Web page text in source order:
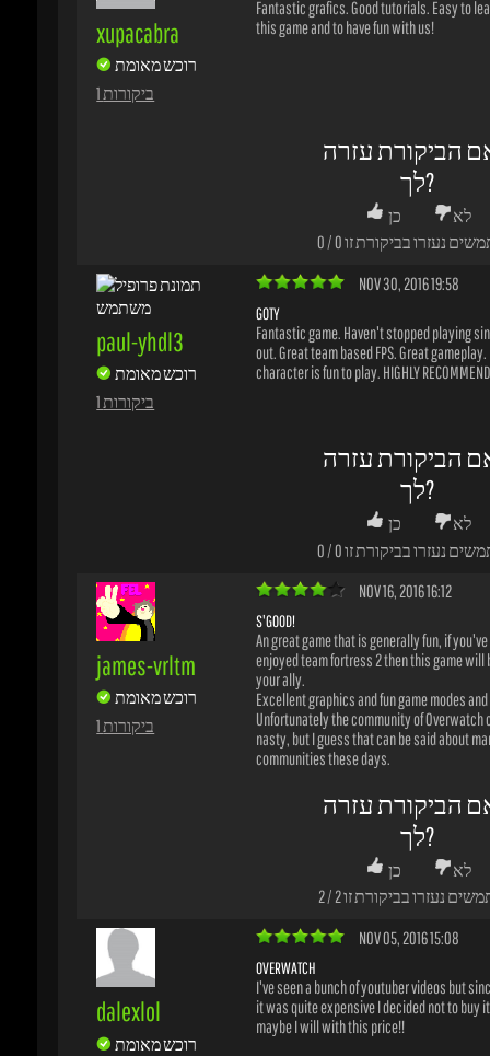
paul-yhdl3
רוכש מאומת
1 ביקורות
GOTY
Fantastic game. Haven't stopped playing
הביקורת עזרה
לך?
כן
לא
0/0נעזרו בביקורת זו
james-vrltm
רוכש מאומת
NOV 16, 2016 16:12
S'GOOD!
An great game that is generally fun, if you've
enjoyed team fortress 2 then this game will
your ally.
communities these days.
הביקורת עזרה
כן
2/2נעזרו בביקורת זו
dalexlol
רוכש מאומת
NOV 05, 2016 15:08
OVERWATCH
I've seen a bunch of youtuber videos but
it was quite expensive I decided not to buy it,
maybe I will with this price!!
הביקורת עזרה
לך?
כן לא
0/0נעזרו בביקורת זו
lucas-pyxu4
רוכש מאומת
OCT 23, 2016 07:13
KING OF SHOOTERS GAME
I am very surprise about game's perfomance
multiplayer (: